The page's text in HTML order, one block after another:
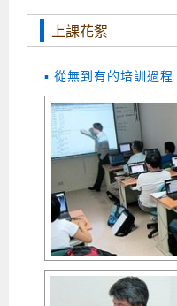
上課花絮
▪ 從無到有的培訓過